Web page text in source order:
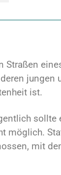
Straßen
jungen
ist.
sollte
möglich.
mit